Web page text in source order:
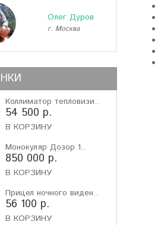
Олег Дуров
г. Москва
Коллиматор тепловизи..
54 500 р.
В КОРЗИНУ
Монокуляр Дозор 1..
850 000 р.
В КОРЗИНУ
Прицел ночного виден..
56 100 р.
В КОРЗИНУ